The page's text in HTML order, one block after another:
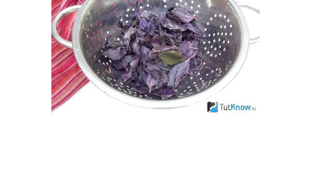
Базилик с чем Базилик в суп